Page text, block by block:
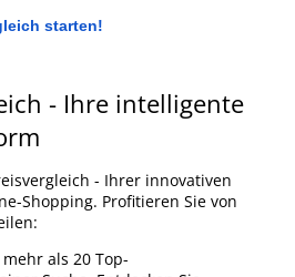
starten!
- Ihre intelligente
- Ihrer innovativen
Shopping. Profitieren Sie von
als 20 Top-